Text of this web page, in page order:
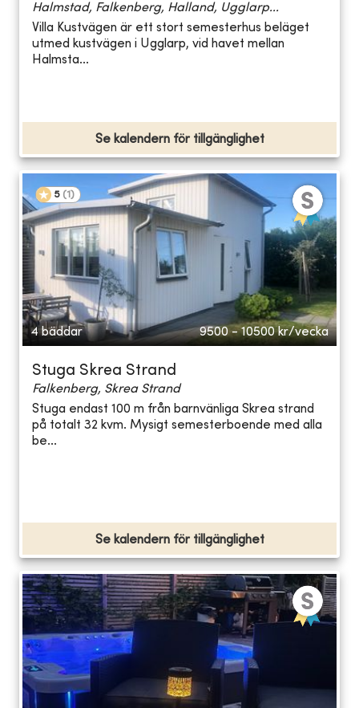
Halmstad, Falkenberg, Halland, Ugglarp...
Villa Kustvägen är ett stort semesterhus beläget
utmed kustvägen i Ugglarp, vid havet mellan
Halmsta...
Se kalendern för tillgänglighet
5 (1 )
4 bäddar 9500 - 10500 kr/vecka
Stuga Skrea Strand
Falkenberg, Skrea Strand
Stuga endast 100 m från barnvänliga Skrea strand
på totalt 32 kvm. Mysigt semesterboende med alla
be...
Se kalendern för tillgänglighet